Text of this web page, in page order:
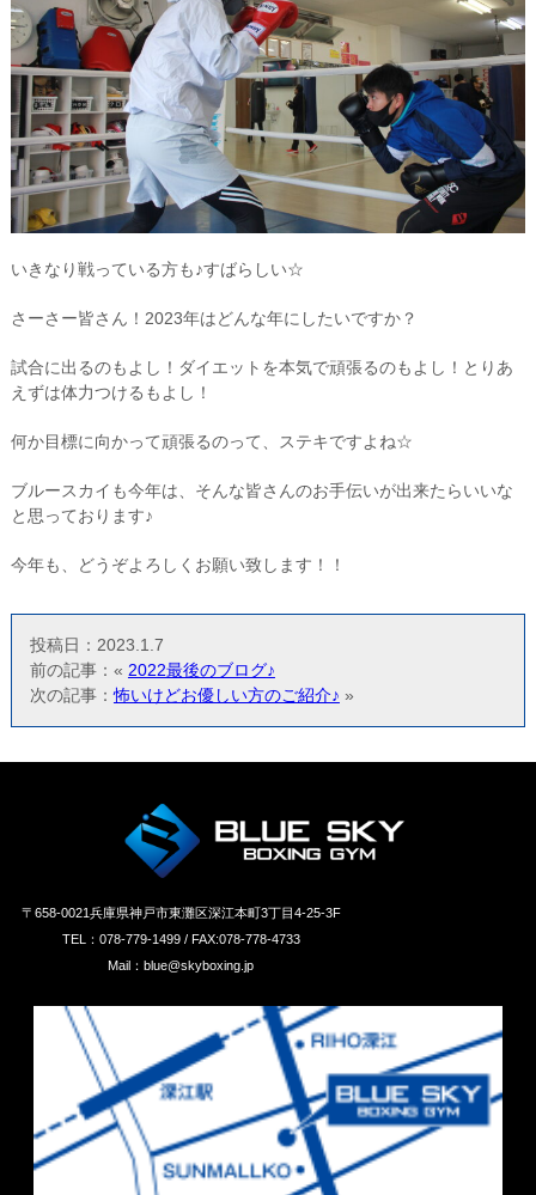
いきなり戦っている方も♪すばらしい☆
さーさー皆さん！2023年はどんな年にしたいですか？
試合に出るのもよし！ダイエットを本気で頑張るのもよし！とりあ
えずは体力つけるもよし！
何か目標に向かって頑張るのって、ステキですよね☆
ブルースカイも今年は、そんな皆さんのお手伝いが出来たらいいな
と思っております♪
今年も、どうぞよろしくお願い致します！！
投稿日：2023.1.7
前の記事：« 2022最後のブログ♪
次の記事：怖いけどお優しい方のご紹介♪ »
〒658‐0021兵庫県神戸市東灘区深江本町3丁目4-25-3F
TEL：078-779-1499 / FAX:078-778-4733
Mail：blue@skyboxing.jp